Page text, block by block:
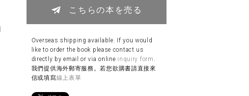
こちらの本を売る
Overseas shipping available. If you would
like to order the book please contact us
directly by email or via online inquiry form .
我們提供海外郵寄服務。若您欲購書請直接來
信或填寫線上表單